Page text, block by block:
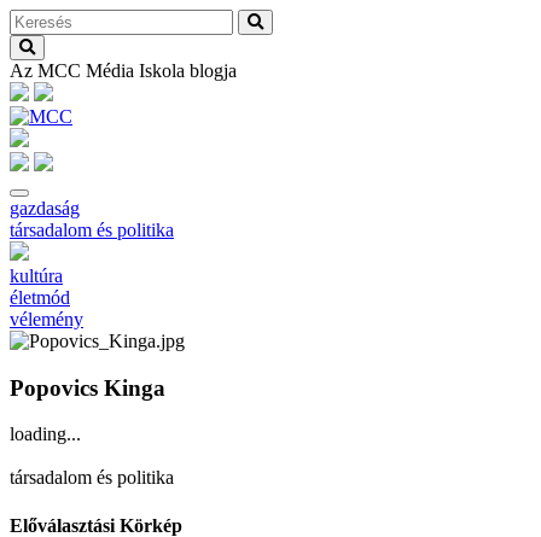
Az MCC Média Iskola blogja
gazdaság
társadalom és politika
kultúra
életmód
vélemény
Popovics Kinga
loading...
társadalom és politika
Előválasztási Körkép